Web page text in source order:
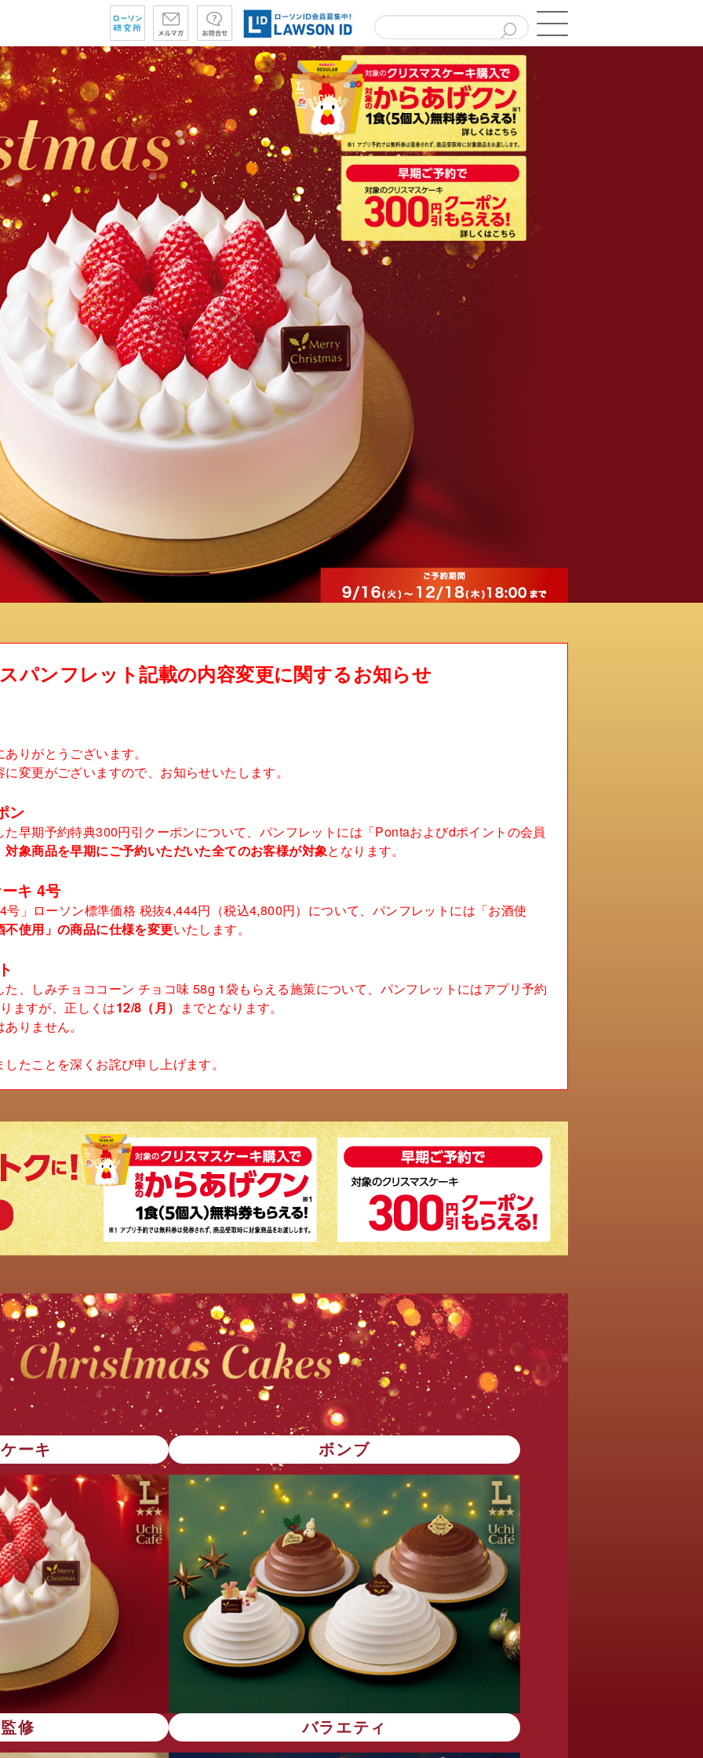
パンフレット記載の内容変更に関するお知らせ
りがとうございます。
変更がございますので、お知らせいたします。
ン
早期予約特典300円引クーポンについて、パンフレットには「Pontaおよびdポイントの会員
対象商品を早期にご予約いただいた全てのお客様が対象となります。
キ 4号
」ローソン標準価格 税抜4,444円（税込4,800円）について、パンフレットには「お酒使
不使用」の商品に仕様を変更いたします。
、しみチョココーン チョコ味 58g 1袋もらえる施策について、パンフレットにはアプリ予約
ますが、正しくは12/8（月） までとなります。
りません。
たことを深くお詫び申し上げます。
ーキ ボンブ
修 バラエティ